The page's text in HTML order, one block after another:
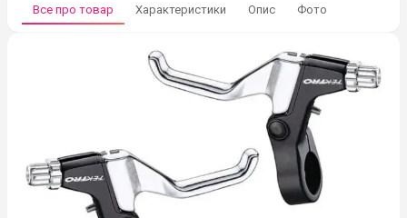
Все про товар Характеристики Опис Фото